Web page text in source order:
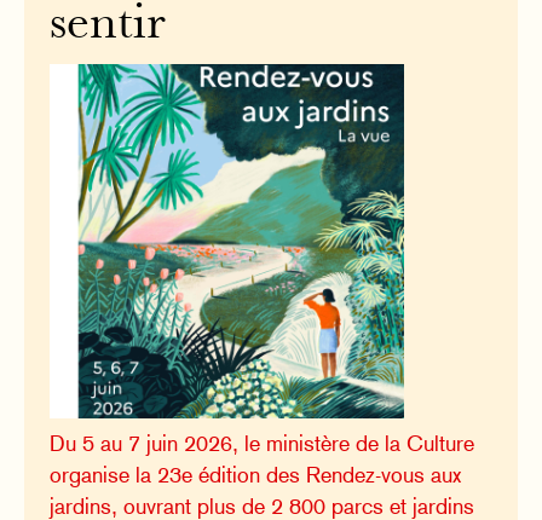
sentir
Du 5 au 7 juin 2026, le ministère de la Culture
organise la 23e édition des Rendez-vous aux
jardins, ouvrant plus de 2 800 parcs et jardins